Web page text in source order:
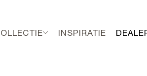
INSPIRATIE